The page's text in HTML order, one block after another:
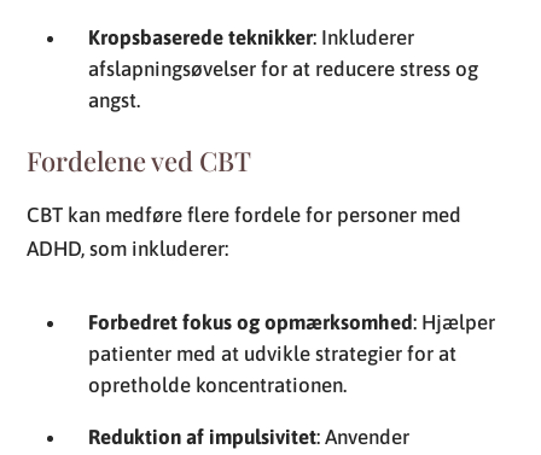
Kropsbaserede teknikker: Inkluderer
afslapningsøvelser for at reducere stress og
angst.
Fordelene ved CBT
CBT kan medføre flere fordele for personer med
ADHD, som inkluderer:
Forbedret fokus og opmærksomhed: Hjælper
patienter med at udvikle strategier for at
opretholde koncentrationen.
Reduktion af impulsivitet: Anvender